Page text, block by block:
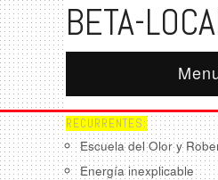
BETA-
RECURRENTES:
Escuela del Olor y
Energía inexplicable